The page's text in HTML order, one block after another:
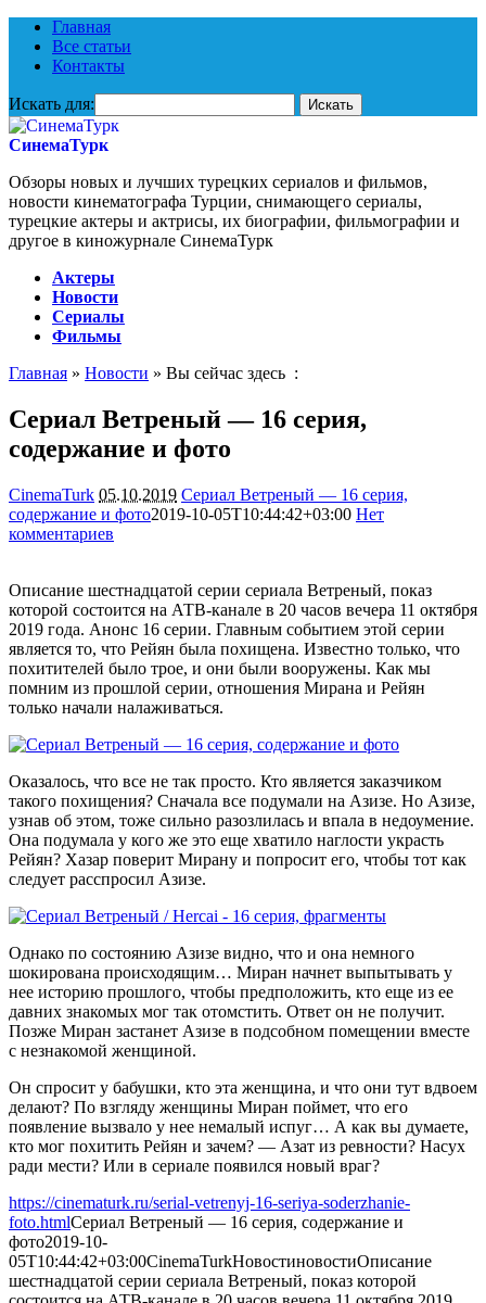
Главная
Все статьи
Контакты
Искать для:
СинемаТурк
Обзоры новых и лучших турецких сериалов и фильмов,
новости кинематографа Турции, снимающего сериалы,
турецкие актеры и актрисы, их биографии, фильмографии и
другое в киножурнале СинемаТурк
Актеры
Новости
Сериалы
Фильмы
Главная » Новости » Вы сейчас здесь :
Сериал Ветреный — 16 серия,
содержание и фото
CinemaTurk 05.10.2019 Сериал Ветреный — 16 серия,
содержание и фото2019-10-05T10:44:42+03:00 Нет
комментариев
Описание шестнадцатой серии сериала Ветреный, показ
которой состоится на АТВ-канале в 20 часов вечера 11 октября
2019 года. Анонс 16 серии. Главным событием этой серии
является то, что Рейян была похищена. Известно только, что
похитителей было трое, и они были вооружены. Как мы
помним из прошлой серии, отношения Мирана и Рейян
только начали налаживаться.
Оказалось, что все не так просто. Кто является заказчиком
такого похищения? Сначала все подумали на Азизе. Но Азизе,
узнав об этом, тоже сильно разозлилась и впала в недоумение.
Она подумала у кого же это еще хватило наглости украсть
Рейян? Хазар поверит Мирану и попросит его, чтобы тот как
следует расспросил Азизе.
Однако по состоянию Азизе видно, что и она немного
шокирована происходящим… Миран начнет выпытывать у
нее историю прошлого, чтобы предположить, кто еще из ее
давних знакомых мог так отомстить. Ответ он не получит.
Позже Миран застанет Азизе в подсобном помещении вместе
с незнакомой женщиной.
Он спросит у бабушки, кто эта женщина, и что они тут вдвоем
делают? По взгляду женщины Миран поймет, что его
появление вызвало у нее немалый испуг… А как вы думаете,
кто мог похитить Рейян и зачем? — Азат из ревности? Насух
ради мести? Или в сериале появился новый враг?
https://cinematurk.ru/serial-vetrenyj-16-seriya-soderzhanie-
foto.htmlСериал Ветреный — 16 серия, содержание и
фото2019-10-
05T10:44:42+03:00CinemaTurkНовостиновостиОписание
шестнадцатой серии сериала Ветреный, показ которой